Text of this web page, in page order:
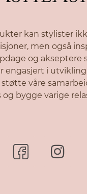
kan stylister
men også
og akseptere
engasjert i
støtte våre
og bygge varige